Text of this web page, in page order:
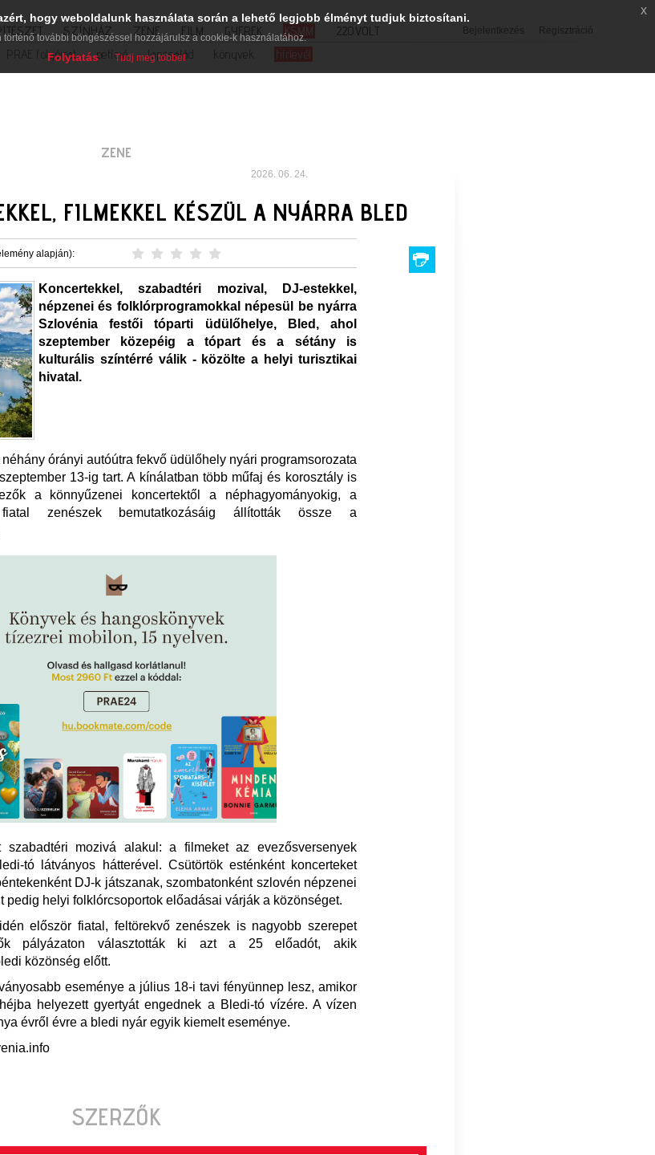
Bejelentkezés Regisztráció
SZÍNHÁZ ZENE FILM GYEREK KSMM
220VOLT
PRAE folyóirat petíció lapcsalád könyvek hírlevél
ZENE
2026. 06. 24.
FILMEKKEL KÉSZÜL A NYÁRRA BLED
alapján):
Koncertekkel, szabadtéri mozival, DJ-estekkel,
népzenei és folklórprogramokkal népesül be nyárra
Szlovénia festői tóparti üdülőhelye, Bled, ahol
szeptember közepéig a tópart és a sétány is
kulturális színtérré válik - közölte a helyi turisztikai
hivatal.
órányi autóútra fekvő üdülőhely nyári programsorozata
13-ig tart. A kínálatban több műfaj és korosztály is
a könnyűzenei koncertektől a néphagyományokig, a
zenészek bemutatkozásáig állították össze a
szabadtéri mozivá alakul: a filmeket az evezősversenyek
tó látványos hátterével. Csütörtök esténként koncerteket
DJ-k játszanak, szombatonként szlovén népzenei
pedig helyi folklórcsoportok előadásai várják a közönséget.
először fiatal, feltörekvő zenészek is nagyobb szerepet
pályázaton választották ki azt a 25 előadót, akik
közönség előtt.
eseménye a július 18-i tavi fényünnep lesz, amikor
helyezett gyertyát engednek a Bledi-tó vízére. A vízen
évről évre a bledi nyár egyik kiemelt eseménye.
SZERZŐK
hogy weboldalunk használata során a lehető legjobb élményt tudjuk biztosítani.
történő további böngészéssel hozzájárulsz a cookie-k használatához.
Folytatás Tudj meg többet
x